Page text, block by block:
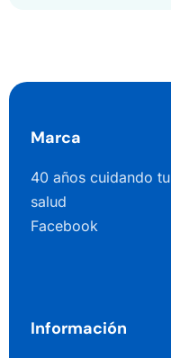
Marca
40 años cuidando tu
salud
Facebook
Información